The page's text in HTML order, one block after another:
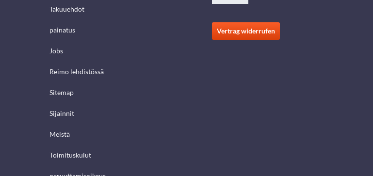
Takuuehdot
painatus
Jobs
Reimo lehdistössä
Sitemap
Sijainnit
Meistä
Toimituskulut
Vertrag widerrufen